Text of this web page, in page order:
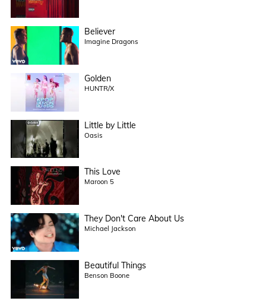
Believer
Imagine Dragons
Golden
HUNTR/X
Little by Little
Oasis
This Love
Maroon 5
They Don't Care About Us
Michael Jackson
Beautiful Things
Benson Boone